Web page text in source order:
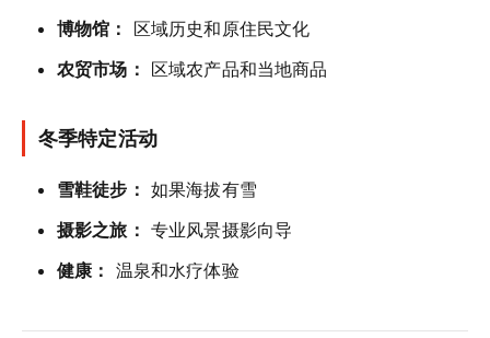
博物馆：
区域历史和原住民文化
农贸市场： 区域农产品和当地商品
冬季特定活动
雪鞋徒步： 如果海拔有雪
摄影之旅： 专业风景摄影向导
健康： 温泉和水疗体验